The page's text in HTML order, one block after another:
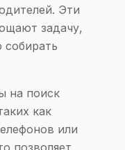
Эти
задачу,
собирать
на поиск
как
или
позволяет